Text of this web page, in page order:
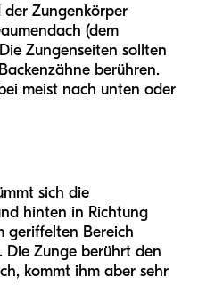
der Zungenkörper
(dem
Zungenseiten sollten
berühren.
meist nach unten oder
sich die
hinten in Richtung
geriffelten Bereich
Die Zunge berührt den
kommt ihm aber sehr